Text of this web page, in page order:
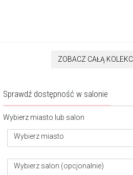
ZOBACZ CAŁĄ
Sprawdź dostępność w salonie
Wybierz miasto lub salon
Wybierz miasto
Wybierz salon (opcjonalnie)